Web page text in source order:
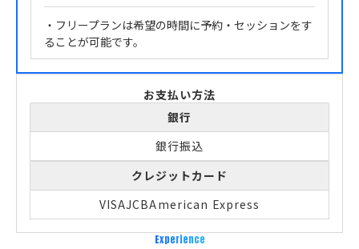
・フリープランは希望の時間に予約・セッションをす
ることが可能です。
お支払い方法
銀行
銀行振込
クレジットカード
VISAJCBAmerican Express
Experience